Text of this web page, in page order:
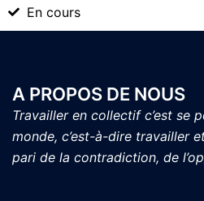
En cours
A PROPOS DE NOUS
Travailler en collectif c’est se
monde, c’est-à-dire travailler
pari de la contradiction, de